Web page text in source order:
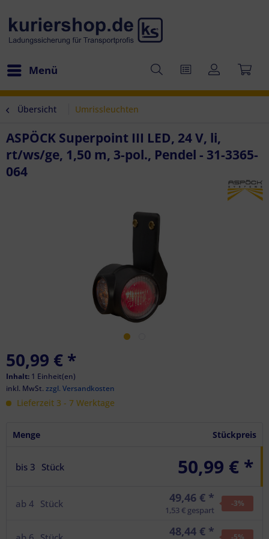
Menü
Übersicht Umrissleuchten
ASPÖCK Superpoint III LED, 24 V, li,
rt/ws/ge, 1,50 m, 3-pol., Pendel - 31-3365-
064
50,99 € *
Inhalt: 1 Einheit(en)
inkl. MwSt. zzgl. Versandkosten
Lieferzeit 3 - 7 Werktage
Menge Stückpreis
bis 3 Stück 50,99 € *
ab 4 Stück 49,46 € *
1,53 € gespart
-3%
48,44 € * -5%